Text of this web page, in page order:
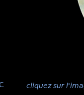
cliquez sur